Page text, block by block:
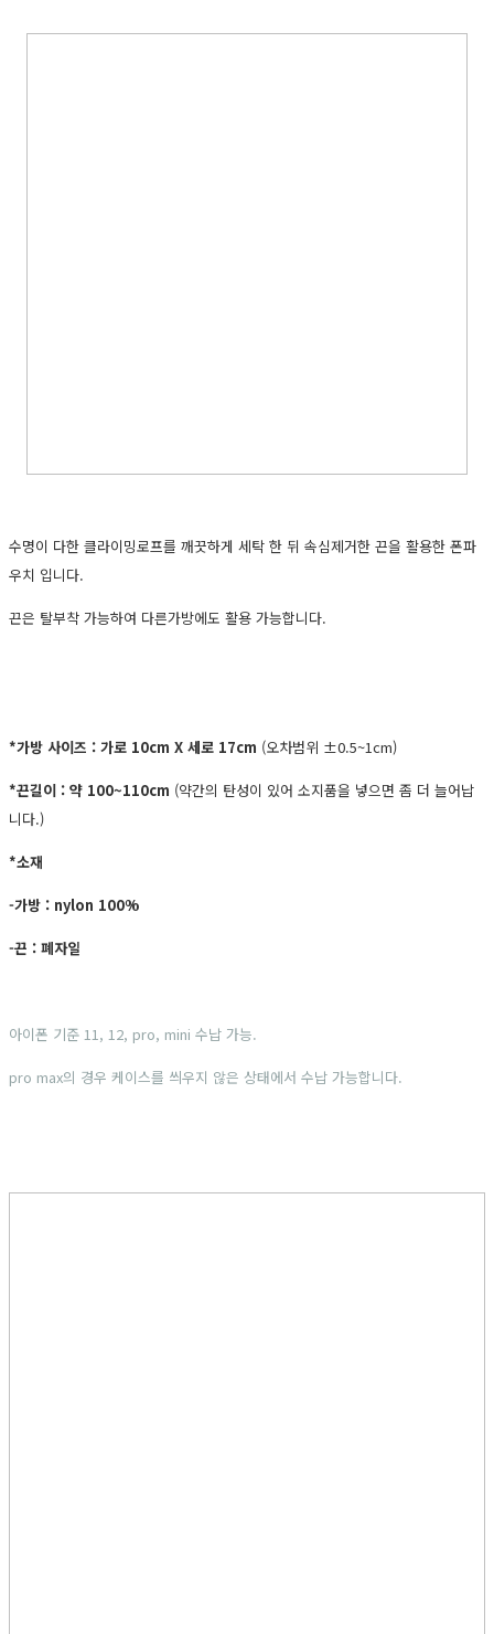
수명이 다한 클라이밍로프를 깨끗하게 세탁 한 뒤 속심제거한 끈을 활용한 폰파
우치 입니다.
끈은 탈부착 가능하여 다른가방에도 활용 가능합니다.
*가방 사이즈 : 가로 10cm X 세로 17cm (오차범위 ±0.5~1cm)
*끈길이 : 약 100~110cm (약간의 탄성이 있어 소지품을 넣으면 좀 더 늘어납
니다.)
*소재
-가방 : nylon 100%
-끈 : 폐자일
아이폰 기준 11, 12, pro, mini 수납 가능.
pro max의 경우 케이스를 씌우지 않은 상태에서 수납 가능합니다.